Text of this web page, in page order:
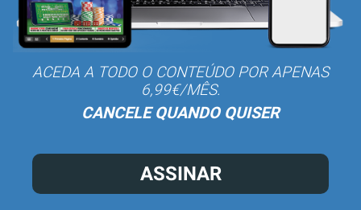
ACEDA A TODO O CONTEÚDO POR APENAS
6,99€/MÊS.
CANCELE QUANDO QUISER
ASSINAR